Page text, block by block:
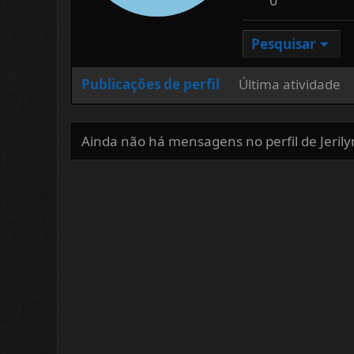
Pesquisar
Publicações de perfil Última atividade
Ainda não há mensagens no perfil de